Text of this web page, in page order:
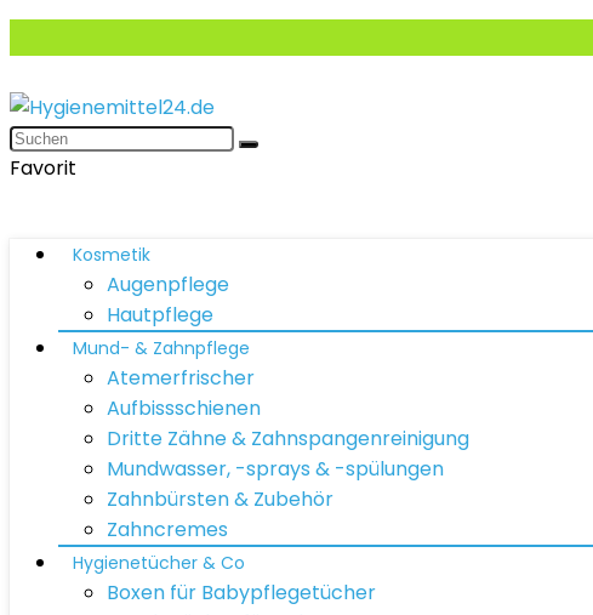
Favorit
Kosmetik
Augenpflege
Hautpflege
Mund- & Zahnpflege
Atemerfrischer
Aufbissschienen
Dritte Zähne & Zahnspangenreinigung
Mundwasser, -sprays & -spülungen
Zahnbürsten & Zubehör
Zahncremes
Hygienetücher & Co
Boxen für Babypflegetücher